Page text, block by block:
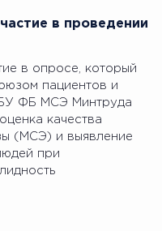
в проведении
в опросе, который
пациентов и
ФБ МСЭ Минтруда
качества
(МСЭ) и выявление
при